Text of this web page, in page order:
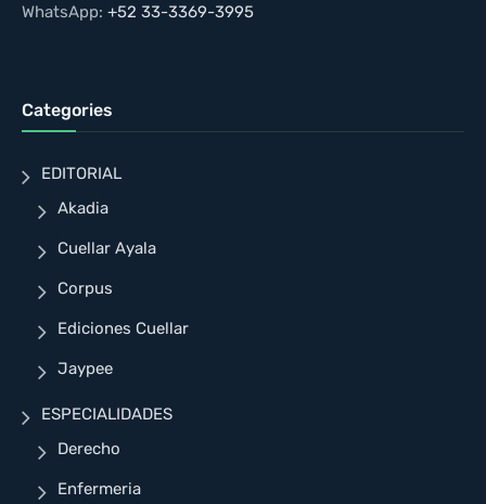
WhatsApp: +52 33-3369-3995
Categories
EDITORIAL
Akadia
Cuellar Ayala
Corpus
Ediciones Cuellar
Jaypee
ESPECIALIDADES
Derecho
Enfermeria